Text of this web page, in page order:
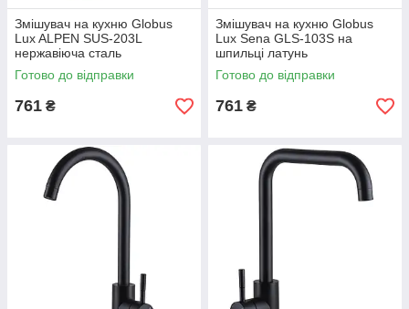
Змішувач на кухню Globus
Lux ALPEN SUS-203L
нержавіюча сталь
Готово до відправки
761 ₴
Змішувач на кухню Globus
Lux Sena GLS-103S на
шпильці латунь
Готово до відправки
761 ₴